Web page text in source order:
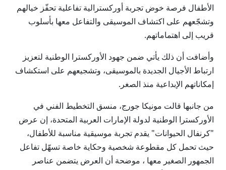
الأطفال فرصة خوض تجربة أوركسترالية تفاعلية تحفّز خيالهم
وتشجّعهم على اكتشاف الموسيقى والتفاعل معها بأسلوب
قريب إلى اهتماماتهم.
وأضافت أن ذلك يأتي ضمن جهود الأوركسترا الوطنية لتعزيز
ارتباط الأجيال الجديدة بالموسيقى، وتشجيعهم على استكشاف
إمكاناتهم الإبداعية منذ الصغر.
من جانبها قالت مونيكا جورج، منسق التخطيط الفني في
الأوركسترا الوطنية لدولة الإمارات العربية المتحدة، إن عرض
"كرنفال الحيوانات" يقدم تجربة موسيقية مناسبة للأطفال،
حيث تحمل كل مقطوعة شخصية وحكاية خاصة تسهّل تفاعل
الجمهور الصغير معها ، موضحة أن العرض يتضمن عناصر